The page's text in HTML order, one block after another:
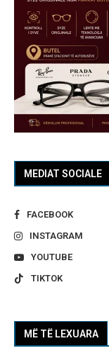
MEDIAT SOCIALE
FACEBOOK
INSTAGRAM
YOUTUBE
TIKTOK
MË TË LEXUARA